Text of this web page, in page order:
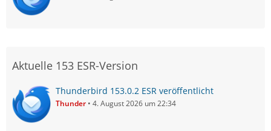
Aktuelle 153 ESR-Version
Thunderbird 153.0.2 ESR veröffentlicht
Thunder 4. August 2026 um 22:34